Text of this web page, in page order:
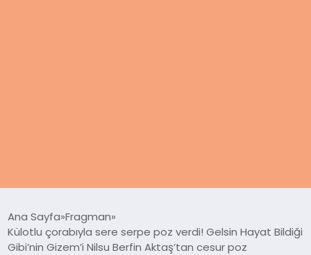
KADIN
Ana Sayfa Fragman
Külotlu çorabıyla sere serpe poz verdi! Gelsin Hayat Bildiği
Gibi’nin Gizem’i Nilsu Berfin Aktaş’tan cesur poz